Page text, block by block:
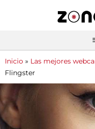
Inicio » Las mejores
Flingster